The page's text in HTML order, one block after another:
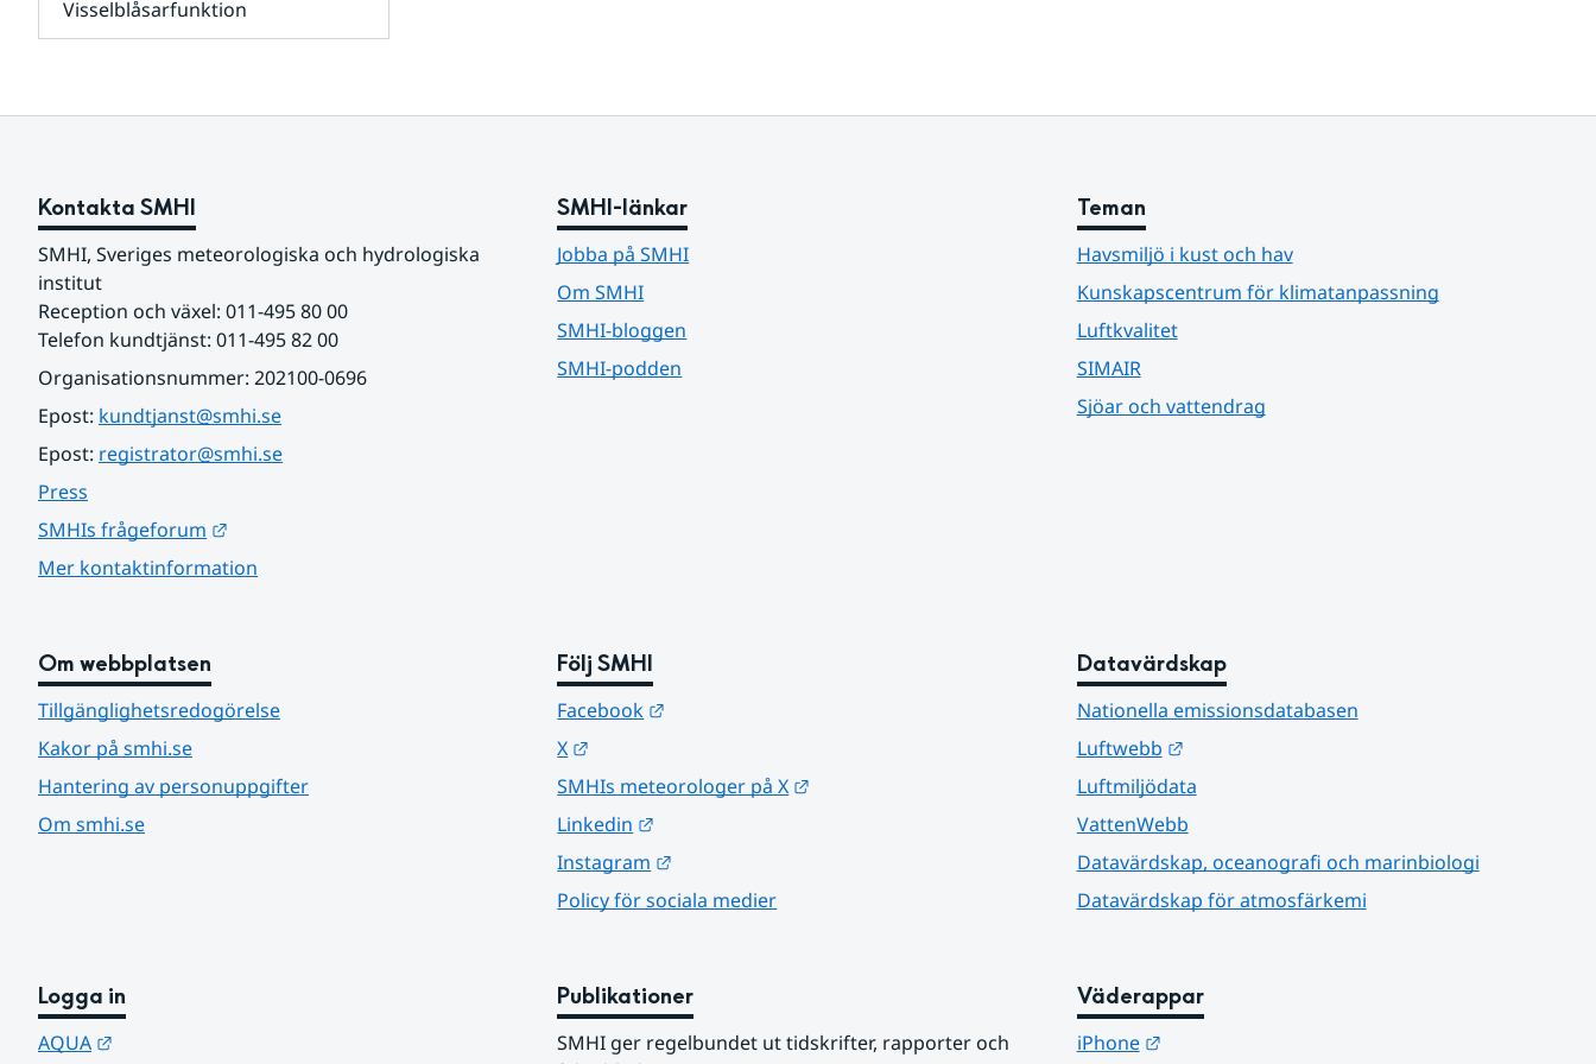
och
för
Visselblåsarfunktion
Kontakta SMHI
SMHI, Sveriges meteorologiska och hydrologiska
institut
Reception och växel: 011-495 80 00
Telefon kundtjänst: 011-495 82 00
Organisationsnummer: 202100-0696
Epost: kundtjanst@smhi.se
Epost: registrator@smhi.se
Press
SMHIs frågeforum
Mer kontaktinformation
SMHI-länkar
Jobba på SMHI
Om SMHI
SMHI-bloggen
SMHI-podden
Teman
Havsmiljö i kust och hav
Kunskapscentrum för klimatanpassning
Luftkvalitet
SIMAIR
Sjöar och vattendrag
Om webbplatsen
Tillgänglighetsredogörelse
Kakor på smhi.se
Hantering av personuppgifter
Om smhi.se
Följ SMHI
Facebook
X
SMHIs meteorologer på X
Linkedin
Instagram
Policy för sociala medier
Datavärdskap
Nationella emissionsdatabasen
Luftwebb
Länk till annan webbplats.
Luftmiljödata
VattenWebb
Datavärdskap, oceanografi och marinbiologi
Datavärdskap för atmosfärkemi
Logga in
AQUA
Publikationer
SMHI ger regelbundet ut tidskrifter, rapporter och
Väderappar
iPhone Länk till annan webbplats.